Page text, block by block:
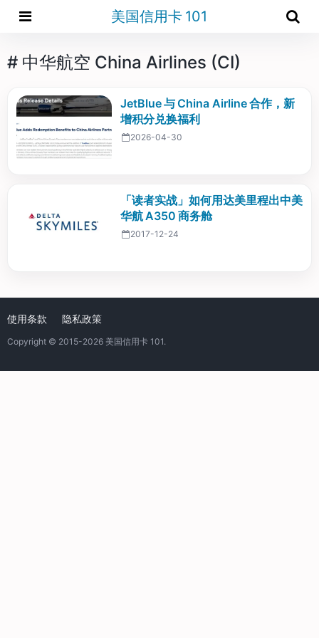
美国信用卡 101
# 中华航空 China Airlines (CI)
JetBlue 与 China Airline 合作，新
增积分兑换福利
2026-04-30
「读者实战」如何用达美里程出中美
华航 A350 商务舱
2017-12-24
使用条款 隐私政策
Copyright © 2015-2026 美国信用卡 101.